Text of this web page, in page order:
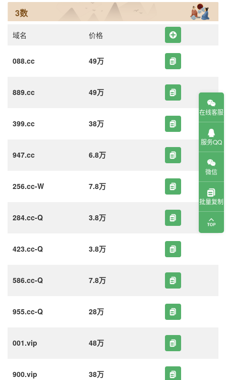
3数
域名 价格
088.cc 49万
889.cc 49万
399.cc 38万
947.cc 6.8万
256.cc-W 7.8万
284.cc-Q 3.8万
423.cc-Q 3.8万
586.cc-Q 7.8万
955.cc-Q 28万
001.vip 48万
900.vip 38万
在线客服
服务QQ
微信
批量复制